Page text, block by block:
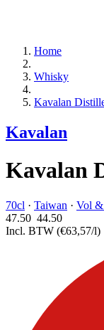
Home
Whisky
Kavalan
Kavalan
Kavalan
70cl · Taiwan · Vol
47.50 44.50
Incl. BTW (€63,57/l)